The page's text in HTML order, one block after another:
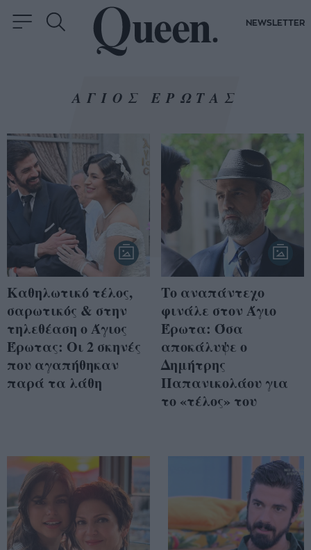
NEWSLETTER
ΑΓΙΟΣ ΕΡΩΤΑΣ
Καθηλωτικό τέλος,
σαρωτικός & στην
τηλεθέαση ο Άγιος
Έρωτας: Οι 2 σκηνές
που αγαπήθηκαν
παρά τα λάθη
Το αναπάντεχο
φινάλε στον Άγιο
Έρωτα: Όσα
αποκάλυψε ο
Δημήτρης
Παπανικολάου για
το «τέλος» του